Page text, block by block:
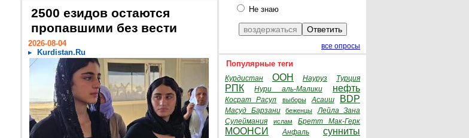
2500 езидов остаются
пропавшими без вести
2026-08-04
Kurdistan.Ru
Не знаю
все опросы
Популярные теги
Курдистан ООН Науруз Турция
РПК Нури аль-Малики нефть
Косрат Расул выборы Асаиш BDP
Масуд Барзани беженцы
Лейла Зана
Сулеймания
ислам Бретт Мак-Герк
МООНСИ Анфаль сунниты